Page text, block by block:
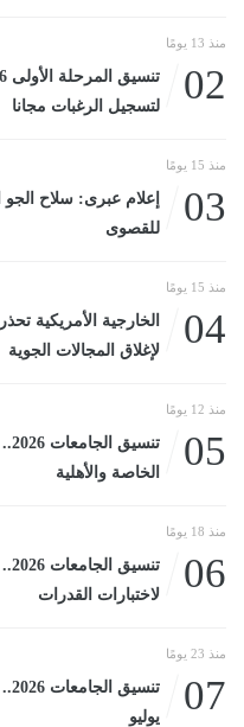
منذ 13 يومًا
02
لتسجيل الرغبات مجانا
منذ 15 يومًا
03
إعلام عبرى: سلاح الجو
للقصوى
منذ 15 يومًا
04
الخارجية الأمريكية
لإغلاق المجالات الجوية
منذ 12 يومًا
05
الخاصة والأهلية
منذ 18 يومًا
06
لاختبارات القدرات
منذ 23 يومًا
07
يوليو